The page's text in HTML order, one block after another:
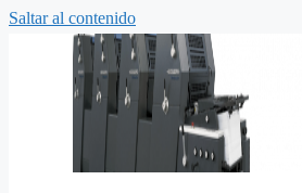
Saltar al contenido